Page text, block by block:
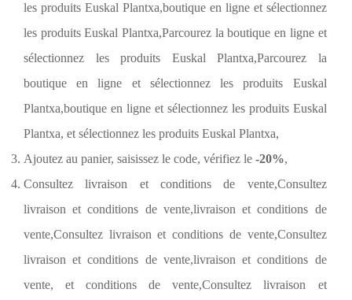
les produits Euskal Plantxa,boutique en ligne et sélectionnez
les produits Euskal Plantxa,Parcourez la boutique en ligne et
sélectionnez les produits Euskal Plantxa,Parcourez la
boutique en ligne et sélectionnez les produits Euskal
Plantxa,boutique en ligne et sélectionnez les produits Euskal
Plantxa, et sélectionnez les produits Euskal Plantxa,
Ajoutez au panier, saisissez le code, vérifiez le -20%,
Consultez livraison et conditions de vente,Consultez
livraison et conditions de vente,livraison et conditions de
vente,Consultez livraison et conditions de vente,Consultez
livraison et conditions de vente,livraison et conditions de
vente, et conditions de vente,Consultez livraison et